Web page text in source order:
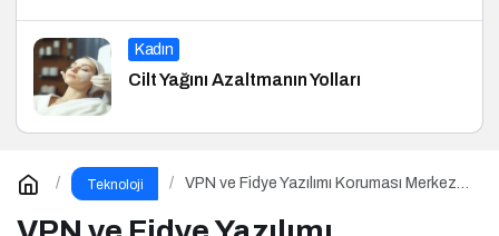
Konforlu ve Hızlı Bir Çözüm
Kadın
Cilt Yağını Azaltmanın Yolları
Teknoloji
VPN ve Fidye Yazılımı Koruması Merkeze